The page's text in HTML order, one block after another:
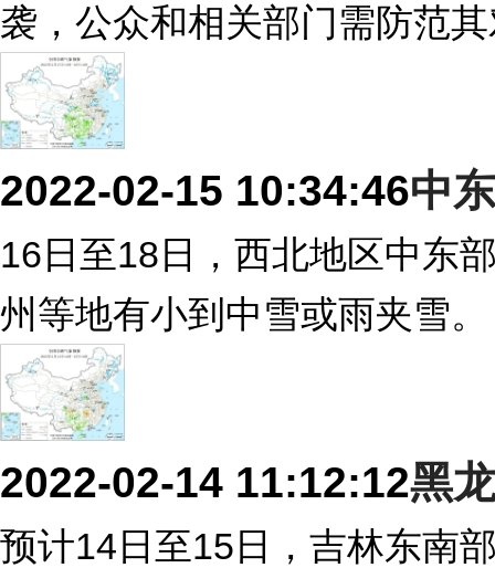
袭，公众和相关部门需防范
2022-02-15 10:34:46中
16日至18日，西北地区中东
州等地有小到中雪或雨夹雪。
2022-02-14 11:12:12黑
预计14日至15日，吉林东南